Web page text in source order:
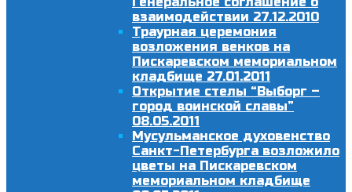
взаимодействии 27.12.2010
Траурная церемония
возложения венков на
Пискаревском мемориальном
кладбище 27.01.2011
Открытие стелы “Выборг –
город воинской славы”
08.05.2011
Мусульманское духовенство
Санкт-Петербурга возложило
цветы на Пискаревском
мемориальном кладбище